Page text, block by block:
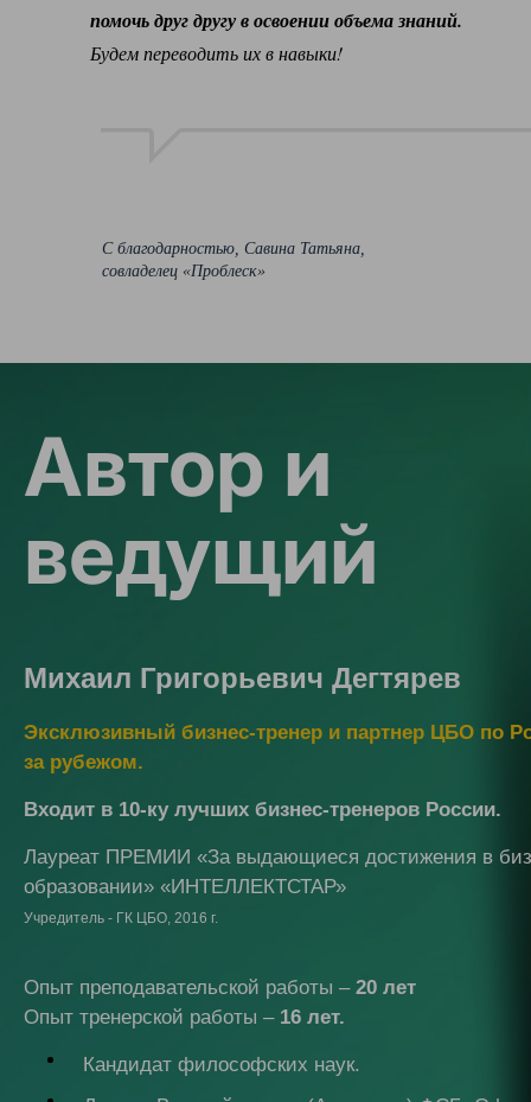
помочь друг другу в освоении объема знаний.
Будем переводить их в навыки!
С благодарностью, Савина Татьяна,
совладелец «Проблеск»
Автор и
ведущий
Михаил Григорьевич Дегтярев
Эксклюзивный бизнес-тренер и партнер ЦБО по
за рубежом.
Входит в 10-ку лучших бизнес-тренеров России.
Лауреат ПРЕМИИ «За выдающиеся достижения в
образовании» «ИНТЕЛЛЕКТСТАР»
Учредитель - ГК ЦБО, 2016 г.
Опыт преподавательской работы – 20 лет
Опыт тренерской работы – 16 лет.
Кандидат философских наук.